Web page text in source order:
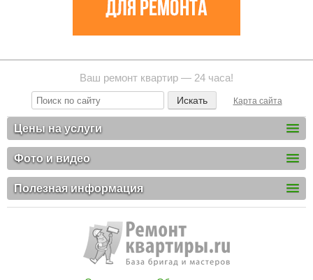
Ваш ремонт квартир — 24 часа!
Карта сайта
Цены на услуги
Фото и видео
Полезная информация